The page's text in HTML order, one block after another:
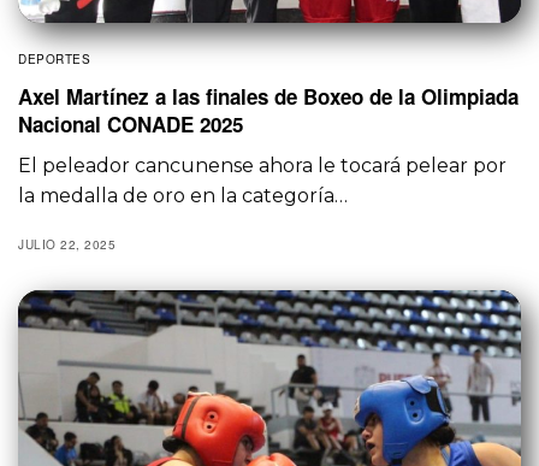
DEPORTES
Axel Martínez a las finales de Boxeo de la Olimpiada
Nacional CONADE 2025
El peleador cancunense ahora le tocará pelear por
la medalla de oro en la categoría…
JULIO 22, 2025